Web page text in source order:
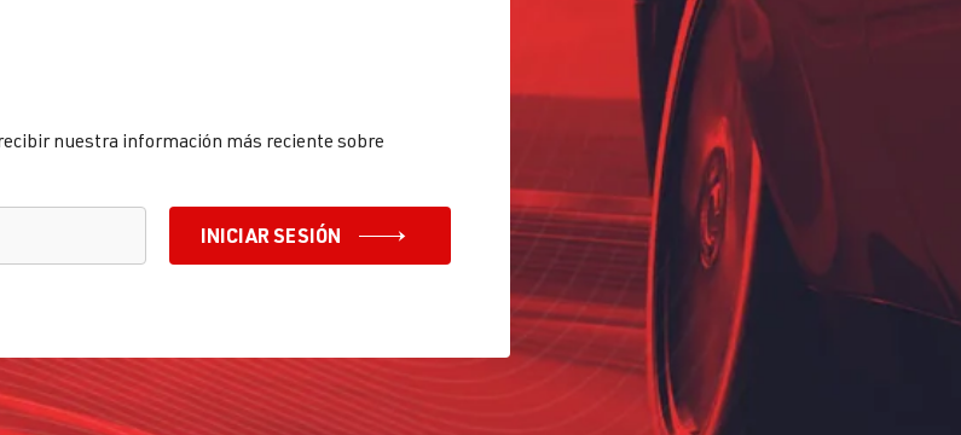
nuestra información más reciente sobre
INICIAR SESIÓN